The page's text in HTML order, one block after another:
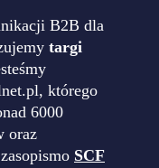
B2B dla
targi
którego
6000
oraz
SCF